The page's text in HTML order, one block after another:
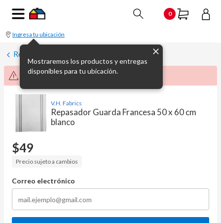
0
Ingresa tu ubicación
Mostraremos los productos y entregas
disponibles para tu ubicación.
Repasadores
Producto no disponible momentáneamente
V.H. Fabrics
Repasador Guarda Francesa 50 x 60 cm
blanco
$49
Precio sujeto a cambios
Correo electrónico